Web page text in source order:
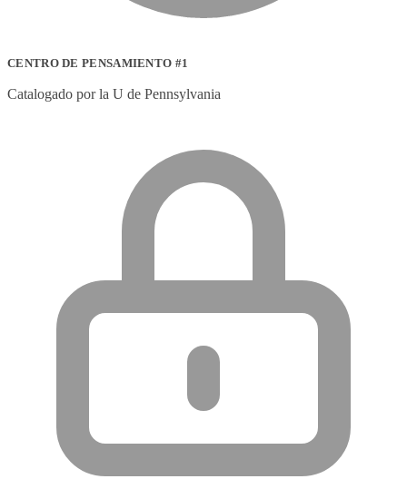
CENTRO DE PENSAMIENTO #1
Catalogado por la U de Pennsylvania